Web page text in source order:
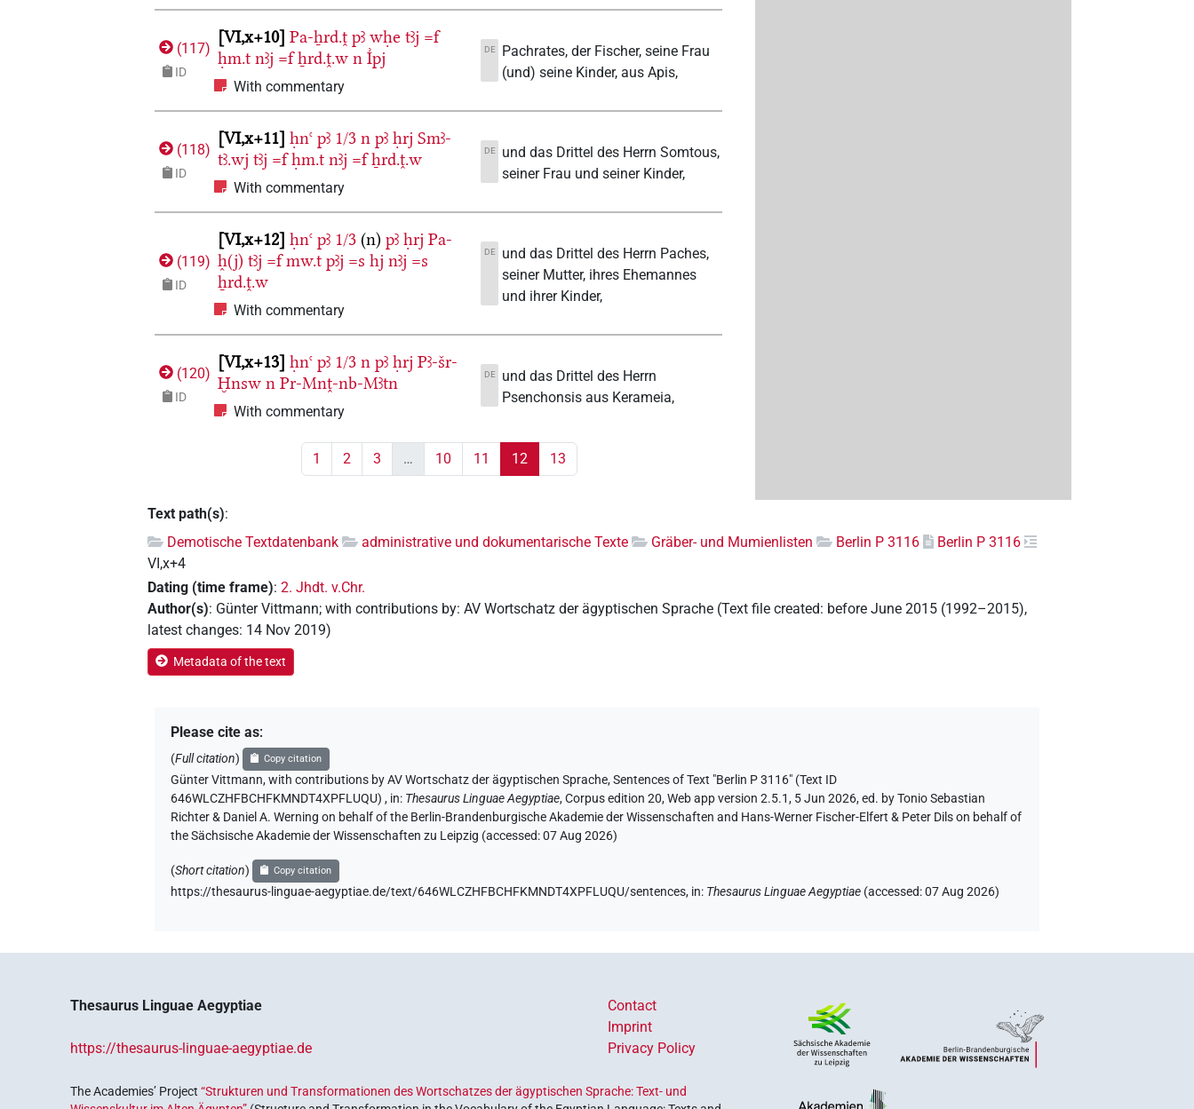
(117)
ID
VI,x+10 Pa-ẖrd.ṱ pꜣ wḥe tꜣj =f
ḥm.t nꜣj =f ẖrd.ṱ.w n I͗pj
With commentary
DE
Pachrates, der Fischer, seine Frau
(und) seine Kinder, aus Apis,
(118)
ID
VI,x+11 ḥnꜥ pꜣ 1/3 n pꜣ ḥrj Smꜣ-
tꜣ.wj tꜣj =f ḥm.t nꜣj =f ẖrd.ṱ.w
With commentary
DE
und das Drittel des Herrn Somtous,
seiner Frau und seiner Kinder,
(119)
ID
VI,x+12 ḥnꜥ pꜣ 1/3 (n) pꜣ ḥrj Pa-
h̭(j) tꜣj =f mw.t pꜣj =s hj nꜣj =s
ẖrd.ṱ.w
With commentary
DE
und das Drittel des Herrn Paches,
seiner Mutter, ihres Ehemannes
und ihrer Kinder,
(120)
ID
VI,x+13 ḥnꜥ pꜣ 1/3 n pꜣ ḥrj Pꜣ-šr-
Ḫnsw n Pr-Mnṱ-nb-Mꜣtn
With commentary
DE
und das Drittel des Herrn
Psenchonsis aus Kerameia,
1 2 3 … 10 11 12 13
Text path(s):
Demotische Textdatenbank
administrative und dokumentarische Texte Gräber- und Mumienlisten Berlin P 3116
Berlin P 3116
VI,x+4
Dating (time frame):2. Jhdt. v.Chr.
Author(s): Günter Vittmann;with contributions by:AV Wortschatz der ägyptischen Sprache (Text file created: before June 2015 (1992–2015),
latest changes: 14 Nov 2019)
Metadata of the text
Please cite as:
(Full citation) Copy citation
Günter Vittmann,with contributions by AV Wortschatz der ägyptischen Sprache,Sentences of Text "Berlin P 3116" (Text ID
646WLCZHFBCHFKMNDT4XPFLUQU), in: Thesaurus Linguae Aegyptiae,Corpus edition 20, Web app version 2.5.1, 5 Jun 2026, ed. by Tonio Sebastian
Richter & Daniel A. Werning on behalf of the Berlin-Brandenburgische Akademie der Wissenschaften and Hans-Werner Fischer-Elfert & Peter Dils on behalf of
the Sächsische Akademie der Wissenschaften zu Leipzig (accessed:07 Aug 2026)
(Short citation) Copy citation
https://thesaurus-linguae-aegyptiae.de/text/646WLCZHFBCHFKMNDT4XPFLUQU/sentences, in: Thesaurus Linguae Aegyptiae (accessed:07 Aug 2026)
Thesaurus Linguae Aegyptiae
https://thesaurus-linguae-aegyptiae.de
Contact
Imprint
Privacy Policy
The Academies’ Project“Strukturen und Transformationen des Wortschatzes der ägyptischen Sprache: Text- und